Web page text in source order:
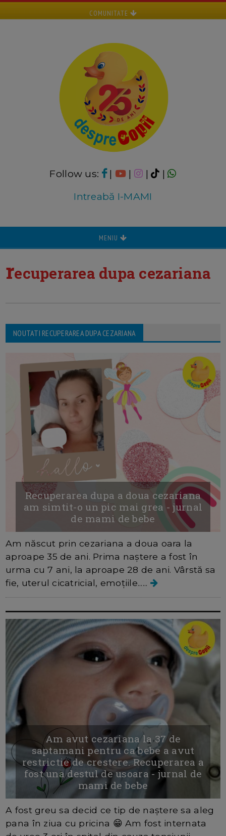
COMUNITATE
Follow us: | | |
|
Intreabă I-MAMI
MENIU
recuperarea dupa cezariana
NOUTATI RECUPERAREA DUPA CEZARIANA
Recuperarea dupa a doua cezariana
am simtit-o un pic mai grea - jurnal
de mami de bebe
Am născut prin cezariana a doua oara la
aproape 35 de ani. Prima naștere a fost în
urma cu 7 ani, la aproape 28 de ani. Vârstă sa
fie, uterul cicatricial, emoțiile......
Am avut cezariana la 37 de
saptamani pentru ca bebe a avut
restrictie de crestere. Recuperarea a
fost una destul de usoara - jurnal de
mami de bebe
A fost greu sa decid ce tip de naștere sa aleg
pana în ziua cu pricina 😁 Am fost internata